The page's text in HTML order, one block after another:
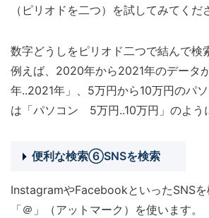
（ピリオドを二つ）を試してみてくだ
数字どうしをピリオド二つで結んで検
例えば、2020年から2021年のデータ
年..2021年」、5万円から10万円のパ
は「パソコン 5万円..10万円」のよう
便利な検索⑥SNSを検索
InstagramやFacebookといったSNSを
「＠」（アットマーク）を使います。